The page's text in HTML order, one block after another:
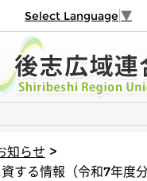
Select Language ▼
知らせ
する情報（令和7年度